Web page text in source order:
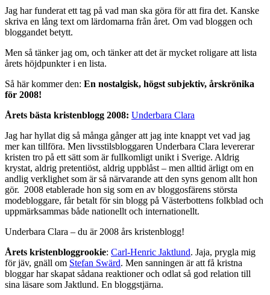
Jag har funderat ett tag på vad man ska göra för att fira det. Kanske
skriva en lång text om lärdomarna från året. Om vad bloggen och
bloggandet betytt.
Men så tänker jag om, och tänker att det är mycket roligare att lista
årets höjdpunkter i en lista.
Så här kommer den: En nostalgisk, högst subjektiv, årskrönika
för 2008!
Årets bästa kristenblogg 2008: Underbara Clara
Jag har hyllat dig så många gånger att jag inte knappt vet vad jag
mer kan tillföra. Men livsstilsbloggaren Underbara Clara levererar
kristen tro på ett sätt som är fullkomligt unikt i Sverige. Aldrig
krystat, aldrig pretentiöst, aldrig uppblåst – men alltid ärligt om en
andlig verklighet som är så närvarande att den syns genom allt hon
gör. 2008 etablerade hon sig som en av bloggosfärens största
modebloggare, får betalt för sin blogg på Västerbottens folkblad och
uppmärksammas både nationellt och internationellt.
Underbara Clara – du är 2008 års kristenblogg!
Årets kristenbloggrookie: Carl-Henric Jaktlund. Jaja, prygla mig
för jäv, gnäll om Stefan Swärd. Men sanningen är att få kristna
bloggar har skapat sådana reaktioner och odlat så god relation till
sina läsare som Jaktlund. En bloggstjärna.